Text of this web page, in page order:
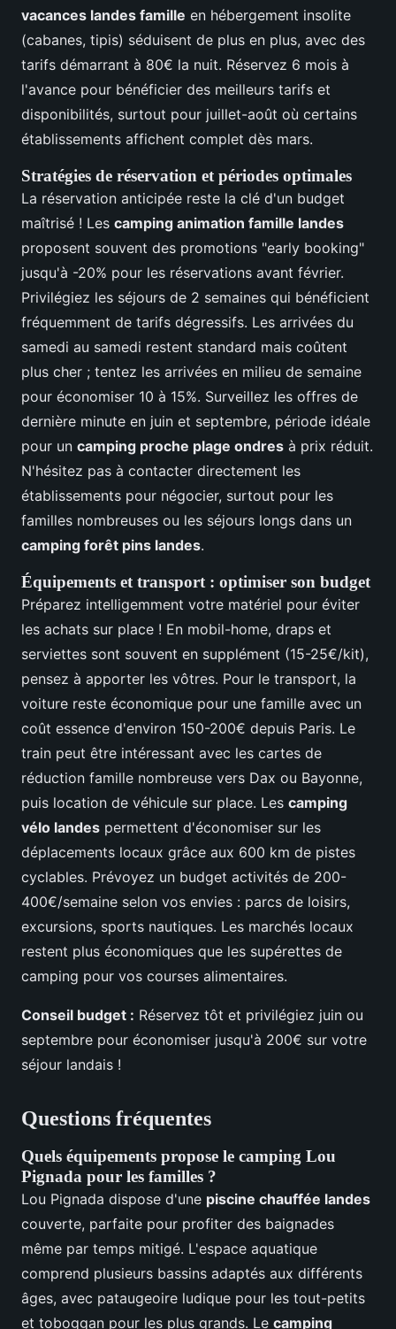
vacances landes famille en hébergement insolite
(cabanes, tipis) séduisent de plus en plus, avec des
tarifs démarrant à 80€ la nuit. Réservez 6 mois à
l'avance pour bénéficier des meilleurs tarifs et
disponibilités, surtout pour juillet-août où certains
établissements affichent complet dès mars.
Stratégies de réservation et périodes optimales
La réservation anticipée reste la clé d'un budget
maîtrisé ! Les camping animation famille landes
proposent souvent des promotions "early booking"
jusqu'à -20% pour les réservations avant février.
Privilégiez les séjours de 2 semaines qui bénéficient
fréquemment de tarifs dégressifs. Les arrivées du
samedi au samedi restent standard mais coûtent
plus cher ; tentez les arrivées en milieu de semaine
pour économiser 10 à 15%. Surveillez les offres de
dernière minute en juin et septembre, période idéale
pour un camping proche plage ondres à prix réduit.
N'hésitez pas à contacter directement les
établissements pour négocier, surtout pour les
familles nombreuses ou les séjours longs dans un
camping forêt pins landes.
Équipements et transport : optimiser son budget
Préparez intelligemment votre matériel pour éviter
les achats sur place ! En mobil-home, draps et
serviettes sont souvent en supplément (15-25€/kit),
pensez à apporter les vôtres. Pour le transport, la
voiture reste économique pour une famille avec un
coût essence d'environ 150-200€ depuis Paris. Le
train peut être intéressant avec les cartes de
réduction famille nombreuse vers Dax ou Bayonne,
puis location de véhicule sur place. Les camping
vélo landes permettent d'économiser sur les
déplacements locaux grâce aux 600 km de pistes
cyclables. Prévoyez un budget activités de 200-
400€/semaine selon vos envies : parcs de loisirs,
excursions, sports nautiques. Les marchés locaux
restent plus économiques que les supérettes de
camping pour vos courses alimentaires.
Conseil budget : Réservez tôt et privilégiez juin ou
septembre pour économiser jusqu'à 200€ sur votre
séjour landais !
Questions fréquentes
Quels équipements propose le camping Lou
Pignada pour les familles ?
Lou Pignada dispose d'une piscine chauffée landes
couverte, parfaite pour profiter des baignades
même par temps mitigé. L'espace aquatique
comprend plusieurs bassins adaptés aux différents
âges, avec pataugeoire ludique pour les tout-petits
et toboggan pour les plus grands. Le camping